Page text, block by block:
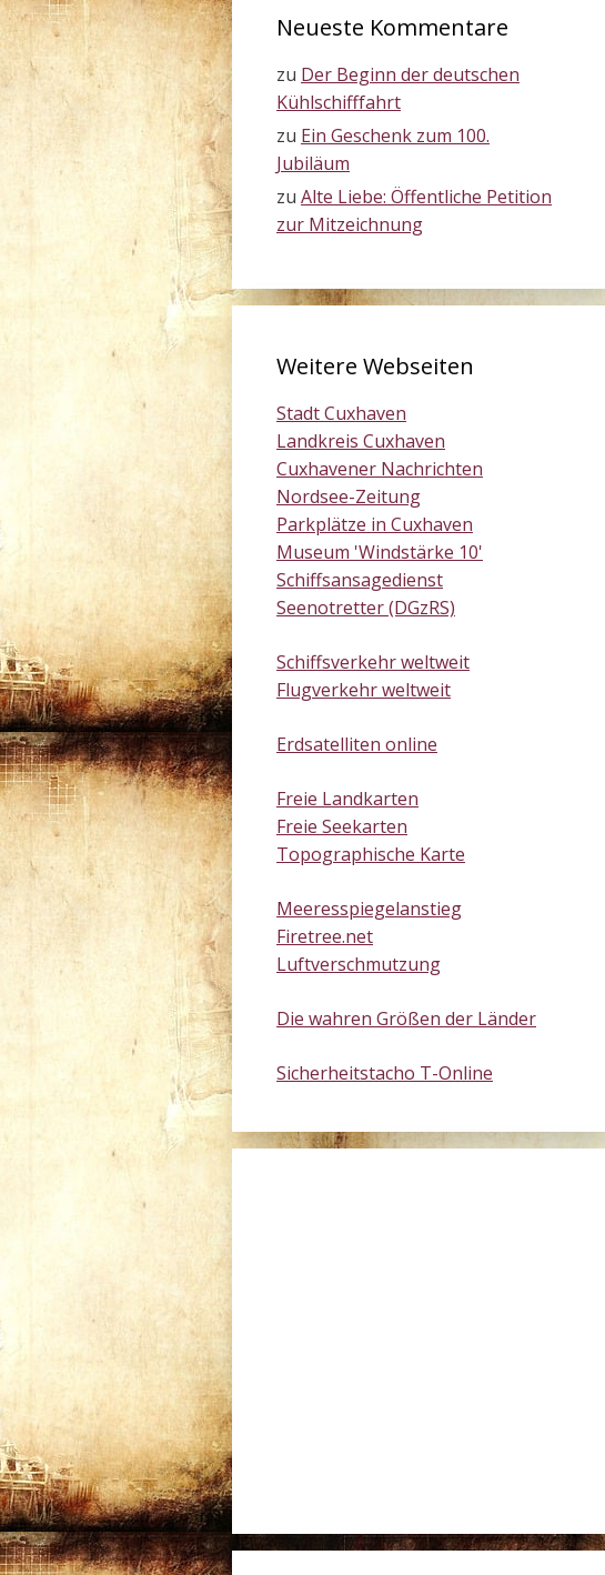
Neueste Kommentare
zu Der Beginn der deutschen
Kühlschifffahrt
zu Ein Geschenk zum 100.
Jubiläum
zu Alte Liebe: Öffentliche Petition
zur Mitzeichnung
Weitere Webseiten
Stadt Cuxhaven
Landkreis Cuxhaven
Cuxhavener Nachrichten
Nordsee-Zeitung
Parkplätze in Cuxhaven
Museum 'Windstärke 10'
Schiffsansagedienst
Seenotretter (DGzRS)
Schiffsverkehr weltweit
Flugverkehr weltweit
Erdsatelliten online
Freie Landkarten
Freie Seekarten
Topographische Karte
Meeresspiegelanstieg
Firetree.net
Luftverschmutzung
Die wahren Größen der Länder
Sicherheitstacho T-Online